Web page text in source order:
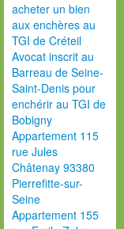
acheter un bien
aux enchères au
TGI de Créteil
Avocat inscrit au
Barreau de Seine-
Saint-Denis pour
enchérir au TGI de
Bobigny
Appartement 115
rue Jules
Châtenay 93380
Pierrefitte-sur-
Seine
Appartement 155